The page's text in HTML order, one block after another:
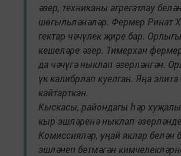
әзер, техниканы агрегатлау
шөгыльләнәләр. Фермер Ринат
гектар чәчүлек җире бар.
кешеләре әзер. Тимерхан
да чәчүгә ныклап әзерләнгән.
үк калибрлап куелган. Яңа
кайтарткан.
Кыскасы, райондагы һәр
кыр эшләренә ныклап
Комиссияләр, уңай яклар белән
эшләнеп бетмәгән